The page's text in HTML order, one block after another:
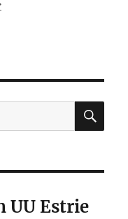
UU Estrie